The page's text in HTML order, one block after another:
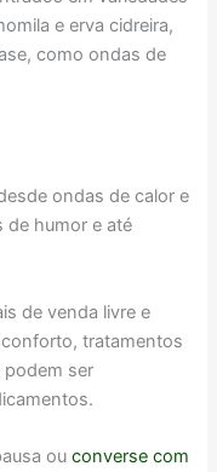
e erva cidreira,
como ondas de
ondas de calor e
de humor e até
de venda livre e
tratamentos
podem ser
ouconverse com